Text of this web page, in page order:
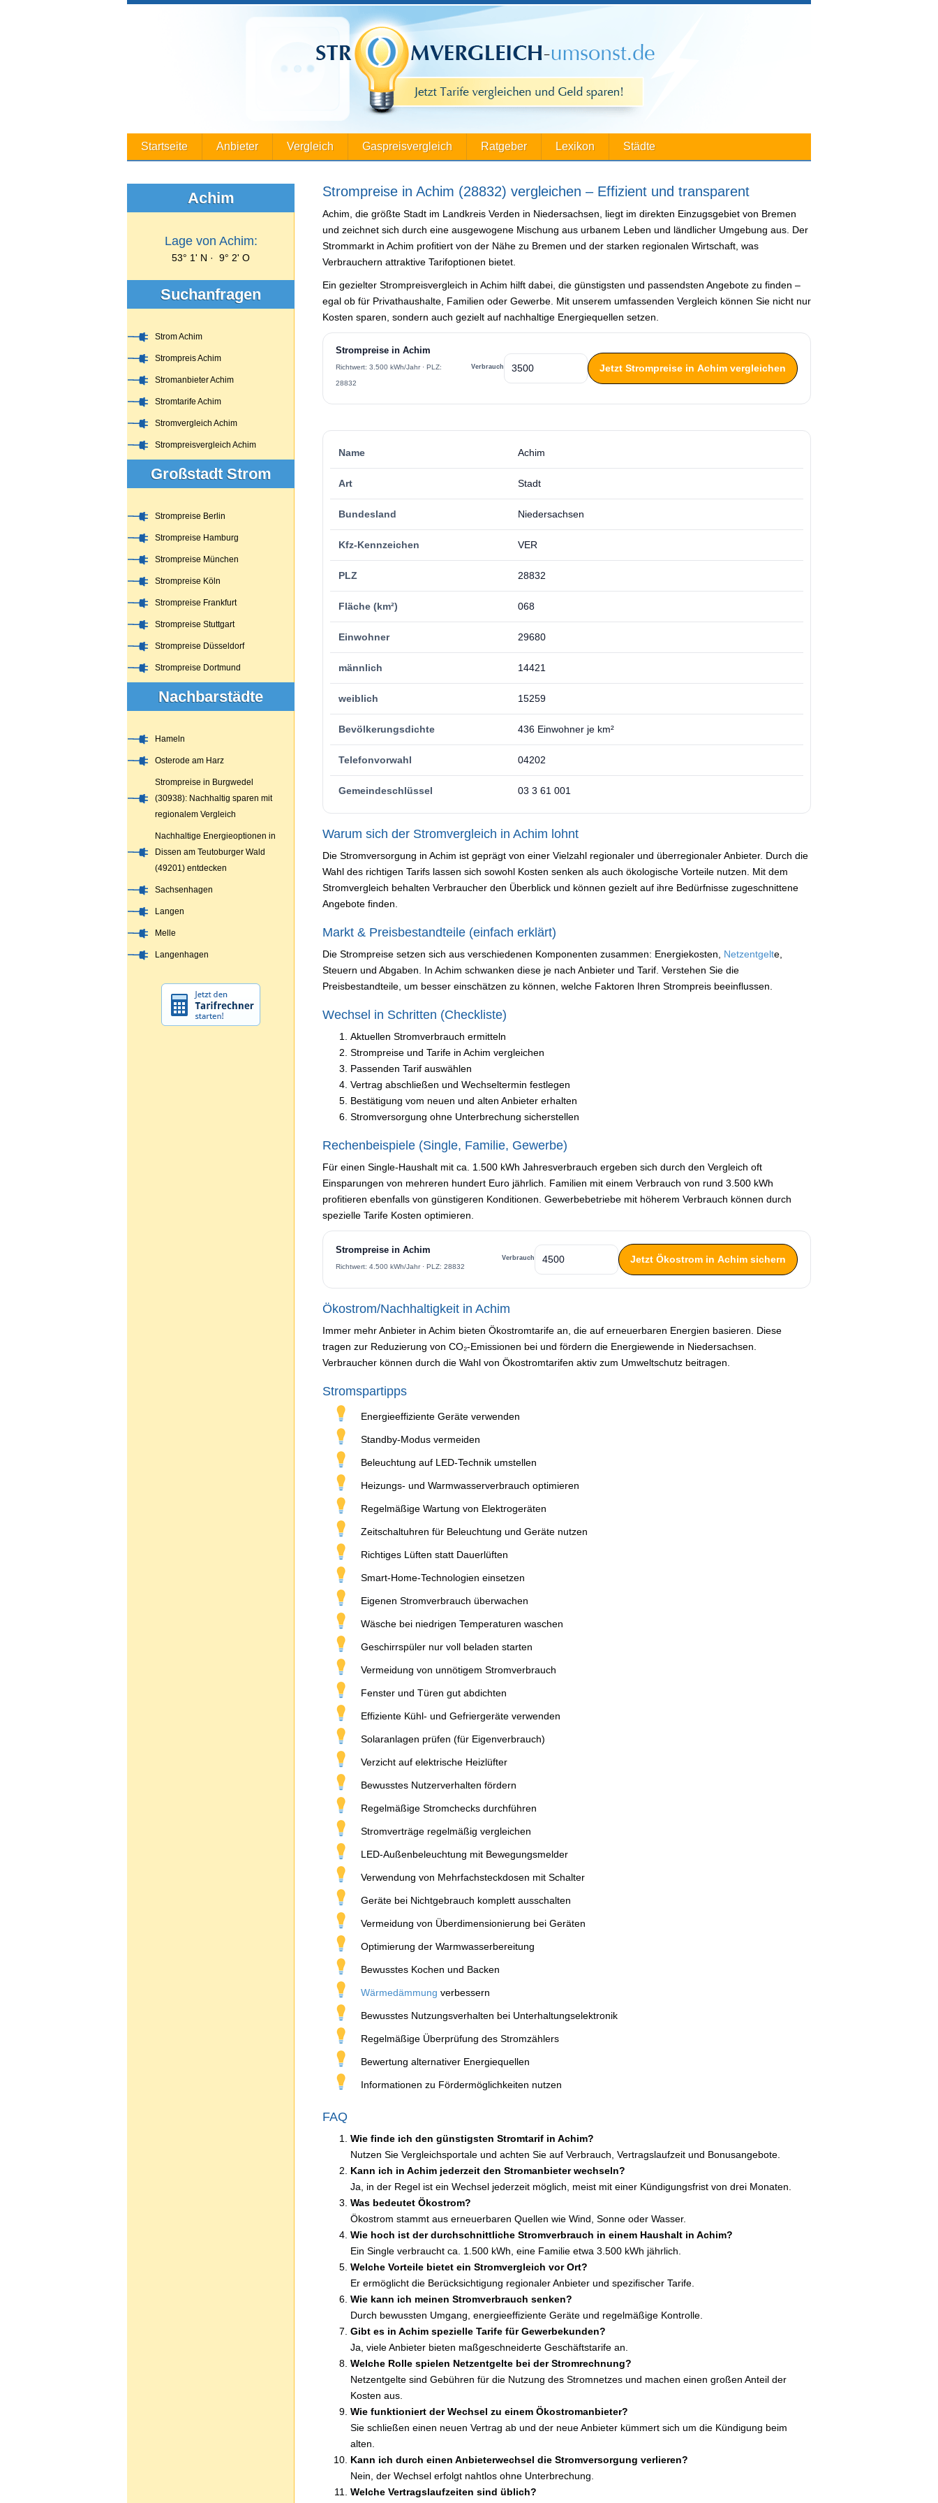
Startseite Anbieter Vergleich Gaspreisvergleich Ratgeber Lexikon Städte
Strompreise in Achim (28832) vergleichen – Effizient und transparent
Achim, die größte Stadt im Landkreis Verden in Niedersachsen, liegt im direkten Einzugsgebiet von Bremen
und zeichnet sich durch eine ausgewogene Mischung aus urbanem Leben und ländlicher Umgebung aus. Der
Strommarkt in Achim profitiert von der Nähe zu Bremen und der starken regionalen Wirtschaft, was
Verbrauchern attraktive Tarifoptionen bietet.
Ein gezielter Strompreisvergleich in Achim hilft dabei, die günstigsten und passendsten Angebote zu finden –
egal ob für Privathaushalte, Familien oder Gewerbe. Mit unserem umfassenden Vergleich können Sie nicht nur
Kosten sparen, sondern auch gezielt auf nachhaltige Energiequellen setzen.
Strompreise in Achim
Richtwert: 3.500 kWh/Jahr · PLZ:
28832
Verbrauch Jetzt Strompreise in Achim vergleichen
Name Achim
Art Stadt
Bundesland Niedersachsen
Kfz-Kennzeichen VER
PLZ 28832
Fläche (km²) 068
Einwohner 29680
männlich 14421
weiblich 15259
Bevölkerungsdichte 436 Einwohner je km²
Telefonvorwahl 04202
Gemeindeschlüssel 03 3 61 001
Warum sich der Stromvergleich in Achim lohnt
Die Stromversorgung in Achim ist geprägt von einer Vielzahl regionaler und überregionaler Anbieter. Durch die
Wahl des richtigen Tarifs lassen sich sowohl Kosten senken als auch ökologische Vorteile nutzen. Mit dem
Stromvergleich behalten Verbraucher den Überblick und können gezielt auf ihre Bedürfnisse zugeschnittene
Angebote finden.
Markt & Preisbestandteile (einfach erklärt)
Die Strompreise setzen sich aus verschiedenen Komponenten zusammen: Energiekosten, Netzentgelte,
Steuern und Abgaben. In Achim schwanken diese je nach Anbieter und Tarif. Verstehen Sie die
Preisbestandteile, um besser einschätzen zu können, welche Faktoren Ihren Strompreis beeinflussen.
Wechsel in Schritten (Checkliste)
Aktuellen Stromverbrauch ermitteln
Strompreise und Tarife in Achim vergleichen
Passenden Tarif auswählen
Vertrag abschließen und Wechseltermin festlegen
Bestätigung vom neuen und alten Anbieter erhalten
Stromversorgung ohne Unterbrechung sicherstellen
Rechenbeispiele (Single, Familie, Gewerbe)
Für einen Single-Haushalt mit ca. 1.500 kWh Jahresverbrauch ergeben sich durch den Vergleich oft
Einsparungen von mehreren hundert Euro jährlich. Familien mit einem Verbrauch von rund 3.500 kWh
profitieren ebenfalls von günstigeren Konditionen. Gewerbebetriebe mit höherem Verbrauch können durch
spezielle Tarife Kosten optimieren.
Strompreise in Achim
Richtwert: 4.500 kWh/Jahr · PLZ: 28832
Verbrauch Jetzt Ökostrom in Achim sichern
Ökostrom/Nachhaltigkeit in Achim
Immer mehr Anbieter in Achim bieten Ökostromtarife an, die auf erneuerbaren Energien basieren. Diese
tragen zur Reduzierung von CO₂-Emissionen bei und fördern die Energiewende in Niedersachsen.
Verbraucher können durch die Wahl von Ökostromtarifen aktiv zum Umweltschutz beitragen.
Stromspartipps
Energieeffiziente Geräte verwenden
Standby-Modus vermeiden
Beleuchtung auf LED-Technik umstellen
Heizungs- und Warmwasserverbrauch optimieren
Regelmäßige Wartung von Elektrogeräten
Zeitschaltuhren für Beleuchtung und Geräte nutzen
Richtiges Lüften statt Dauerlüften
Smart-Home-Technologien einsetzen
Eigenen Stromverbrauch überwachen
Wäsche bei niedrigen Temperaturen waschen
Geschirrspüler nur voll beladen starten
Vermeidung von unnötigem Stromverbrauch
Fenster und Türen gut abdichten
Effiziente Kühl- und Gefriergeräte verwenden
Solaranlagen prüfen (für Eigenverbrauch)
Verzicht auf elektrische Heizlüfter
Bewusstes Nutzerverhalten fördern
Regelmäßige Stromchecks durchführen
Stromverträge regelmäßig vergleichen
LED-Außenbeleuchtung mit Bewegungsmelder
Verwendung von Mehrfachsteckdosen mit Schalter
Geräte bei Nichtgebrauch komplett ausschalten
Vermeidung von Überdimensionierung bei Geräten
Optimierung der Warmwasserbereitung
Bewusstes Kochen und Backen
Wärmedämmung verbessern
Bewusstes Nutzungsverhalten bei Unterhaltungselektronik
Regelmäßige Überprüfung des Stromzählers
Bewertung alternativer Energiequellen
Informationen zu Fördermöglichkeiten nutzen
FAQ
Wie finde ich den günstigsten Stromtarif in Achim?
Nutzen Sie Vergleichsportale und achten Sie auf Verbrauch, Vertragslaufzeit und Bonusangebote.
Kann ich in Achim jederzeit den Stromanbieter wechseln?
Ja, in der Regel ist ein Wechsel jederzeit möglich, meist mit einer Kündigungsfrist von drei Monaten.
Was bedeutet Ökostrom?
Ökostrom stammt aus erneuerbaren Quellen wie Wind, Sonne oder Wasser.
Wie hoch ist der durchschnittliche Stromverbrauch in einem Haushalt in Achim?
Ein Single verbraucht ca. 1.500 kWh, eine Familie etwa 3.500 kWh jährlich.
Welche Vorteile bietet ein Stromvergleich vor Ort?
Er ermöglicht die Berücksichtigung regionaler Anbieter und spezifischer Tarife.
Wie kann ich meinen Stromverbrauch senken?
Durch bewussten Umgang, energieeffiziente Geräte und regelmäßige Kontrolle.
Gibt es in Achim spezielle Tarife für Gewerbekunden?
Ja, viele Anbieter bieten maßgeschneiderte Geschäftstarife an.
Welche Rolle spielen Netzentgelte bei der Stromrechnung?
Netzentgelte sind Gebühren für die Nutzung des Stromnetzes und machen einen großen Anteil der
Kosten aus.
Wie funktioniert der Wechsel zu einem Ökostromanbieter?
Sie schließen einen neuen Vertrag ab und der neue Anbieter kümmert sich um die Kündigung beim
alten.
Kann ich durch einen Anbieterwechsel die Stromversorgung verlieren?
Nein, der Wechsel erfolgt nahtlos ohne Unterbrechung.
Welche Vertragslaufzeiten sind üblich?
Achim
Lage von Achim:
53° 1' N · 9° 2' O
Suchanfragen
Strom Achim
Strompreis Achim
Stromanbieter Achim
Stromtarife Achim
Stromvergleich Achim
Strompreisvergleich Achim
Großstadt Strom
Strompreise Berlin
Strompreise Hamburg
Strompreise München
Strompreise Köln
Strompreise Frankfurt
Strompreise Stuttgart
Strompreise Düsseldorf
Strompreise Dortmund
Nachbarstädte
Hameln
Osterode am Harz
Strompreise in Burgwedel
(30938): Nachhaltig sparen mit
regionalem Vergleich
Nachhaltige Energieoptionen in
Dissen am Teutoburger Wald
(49201) entdecken
Sachsenhagen
Langen
Melle
Langenhagen